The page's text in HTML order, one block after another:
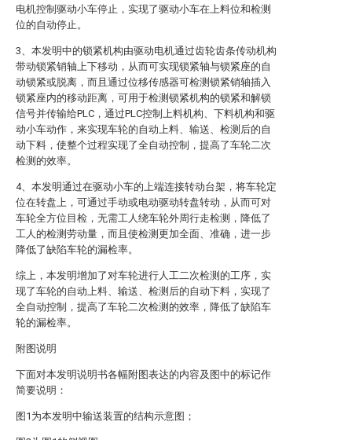
电机控制驱动小车停止，实现了驱动小车在上料位和检测
位的自动停止。
3、本发明中的锁紧机构由驱动电机通过齿轮齿条传动机构
带动锁紧销轴上下移动，从而可实现锁紧轴与锁紧座的自
动锁紧或脱离，而且通过位移传感器可检测锁紧销轴插入
锁紧座内的移动距离，可用于检测锁紧机构的锁紧和解锁
信号并传输给PLC，通过PLC控制上料机构、下料机构和驱
动小车动作，来实现车轮的自动上料、输送、检测后的自
动下料，使整个过程实现了全自动控制，提高了车轮二次
检测的效率。
4、本发明通过在驱动小车的上端连接转动台架，将车轮定
位在转盘上，可通过手动或电动驱动转盘转动，从而可对
车轮全方位目检，无需工人绕车轮外周行走检测，降低了
工人的检测劳动量，而且使检测更加全面、准确，进一步
降低了缺陷车轮的漏检率。
综上，本发明增加了对车轮进行人工二次检测的工序，实
现了车轮的自动上料、输送、检测后的自动下料，实现了
全自动控制，提高了车轮二次检测的效率，降低了缺陷车
轮的漏检率。
附图说明
下面对本发明说明书各幅附图表达的内容及图中的标记作
简要说明：
图1为本发明中输送装置的结构示意图；